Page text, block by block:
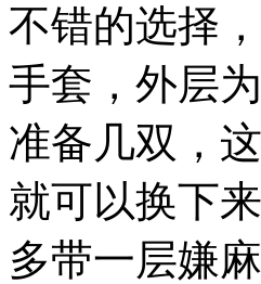
不错的选择
手套，外层
准备几双，
就可以换下
多带一层嫌